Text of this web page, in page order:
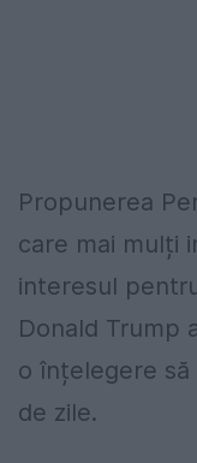
Propunerea
care mai mulți
interesul
Donald Trump
o înțelegere
de zile.